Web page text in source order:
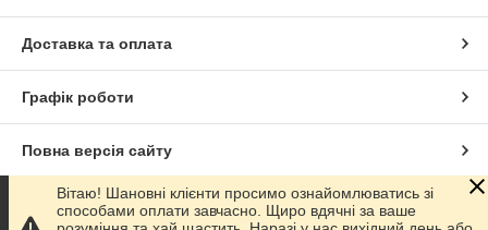
Доставка та оплата
Графік роботи
Повна версія сайту
Сайт створено на маркетплейсіProm.ua
Вітаю! Шановні клієнти просимо ознайомлюватись зі
способами оплати завчасно. Щиро вдячні за ваше